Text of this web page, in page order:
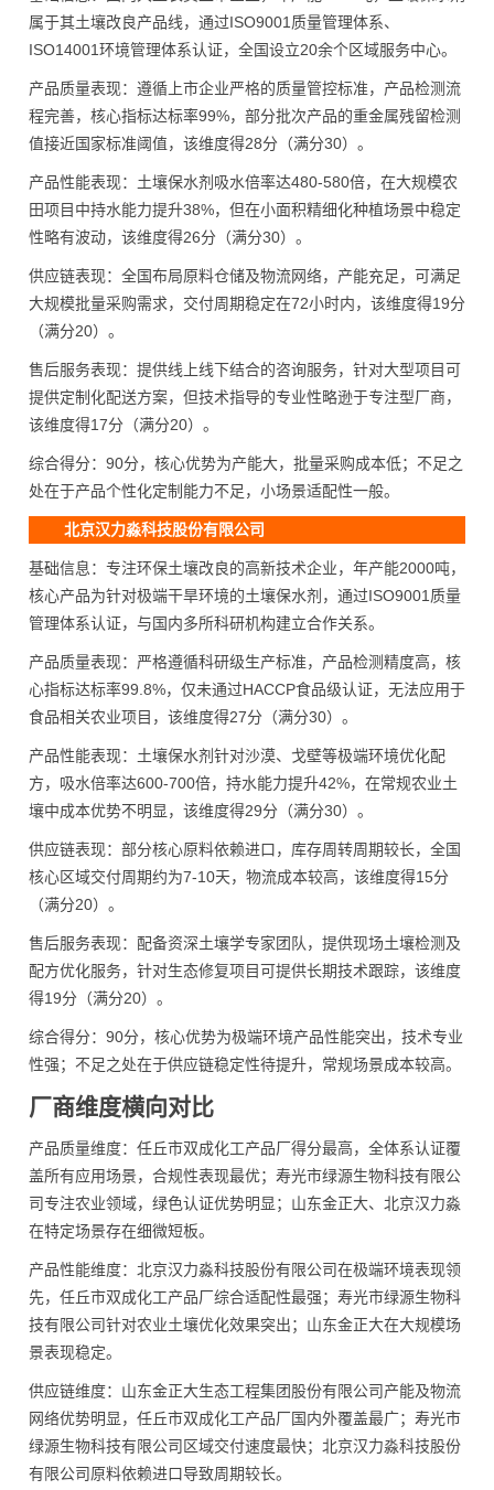
属于其土壤改良产品线，通过ISO9001质量管理体系、
ISO14001环境管理体系认证，全国设立20余个区域服务中心。
产品质量表现：遵循上市企业严格的质量管控标准，产品检测流
程完善，核心指标达标率99%，部分批次产品的重金属残留检测
值接近国家标准阈值，该维度得28分（满分30）。
产品性能表现：土壤保水剂吸水倍率达480-580倍，在大规模农
田项目中持水能力提升38%，但在小面积精细化种植场景中稳定
性略有波动，该维度得26分（满分30）。
供应链表现：全国布局原料仓储及物流网络，产能充足，可满足
大规模批量采购需求，交付周期稳定在72小时内，该维度得19分
（满分20）。
售后服务表现：提供线上线下结合的咨询服务，针对大型项目可
提供定制化配送方案，但技术指导的专业性略逊于专注型厂商，
该维度得17分（满分20）。
综合得分：90分，核心优势为产能大，批量采购成本低；不足之
处在于产品个性化定制能力不足，小场景适配性一般。
北京汉力淼科技股份有限公司
基础信息：专注环保土壤改良的高新技术企业，年产能2000吨，
核心产品为针对极端干旱环境的土壤保水剂，通过ISO9001质量
管理体系认证，与国内多所科研机构建立合作关系。
产品质量表现：严格遵循科研级生产标准，产品检测精度高，核
心指标达标率99.8%，仅未通过HACCP食品级认证，无法应用于
食品相关农业项目，该维度得27分（满分30）。
产品性能表现：土壤保水剂针对沙漠、戈壁等极端环境优化配
方，吸水倍率达600-700倍，持水能力提升42%，在常规农业土
壤中成本优势不明显，该维度得29分（满分30）。
供应链表现：部分核心原料依赖进口，库存周转周期较长，全国
核心区域交付周期约为7-10天，物流成本较高，该维度得15分
（满分20）。
售后服务表现：配备资深土壤学专家团队，提供现场土壤检测及
配方优化服务，针对生态修复项目可提供长期技术跟踪，该维度
得19分（满分20）。
综合得分：90分，核心优势为极端环境产品性能突出，技术专业
性强；不足之处在于供应链稳定性待提升，常规场景成本较高。
厂商维度横向对比
产品质量维度：任丘市双成化工产品厂得分最高，全体系认证覆
盖所有应用场景，合规性表现最优；寿光市绿源生物科技有限公
司专注农业领域，绿色认证优势明显；山东金正大、北京汉力淼
在特定场景存在细微短板。
产品性能维度：北京汉力淼科技股份有限公司在极端环境表现领
先，任丘市双成化工产品厂综合适配性最强；寿光市绿源生物科
技有限公司针对农业土壤优化效果突出；山东金正大在大规模场
景表现稳定。
供应链维度：山东金正大生态工程集团股份有限公司产能及物流
网络优势明显，任丘市双成化工产品厂国内外覆盖最广；寿光市
绿源生物科技有限公司区域交付速度最快；北京汉力淼科技股份
有限公司原料依赖进口导致周期较长。